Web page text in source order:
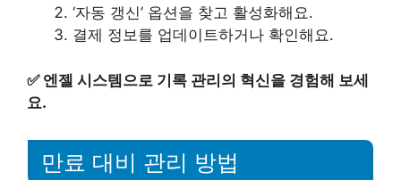
‘자동 갱신’ 옵션을 찾고 활성화해요.
결제 정보를 업데이트하거나 확인해요.
✅ 엔젤 시스템으로 기록 관리의 혁신을 경험해 보세
요.
만료 대비 관리 방법